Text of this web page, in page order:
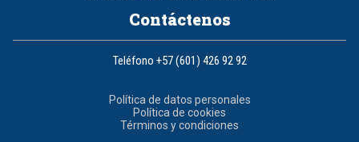
Contáctenos
Teléfono +57 (601) 426 92 92
Política de datos personales
Política de cookies
Términos y condiciones